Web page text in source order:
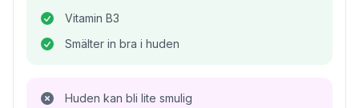
Vitamin B3
Smälter in bra i huden
Huden kan bli lite smulig